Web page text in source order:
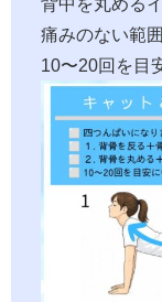
痛みのない範
10〜20回を目